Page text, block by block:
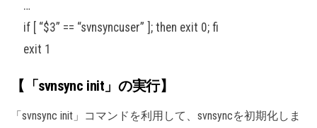
…
if [ “$3” == “svnsyncuser” ]; then exit 0; fi
exit 1
【「svnsync init」の実行】
「svnsync init」コマンドを利用して、svnsyncを初期化しま